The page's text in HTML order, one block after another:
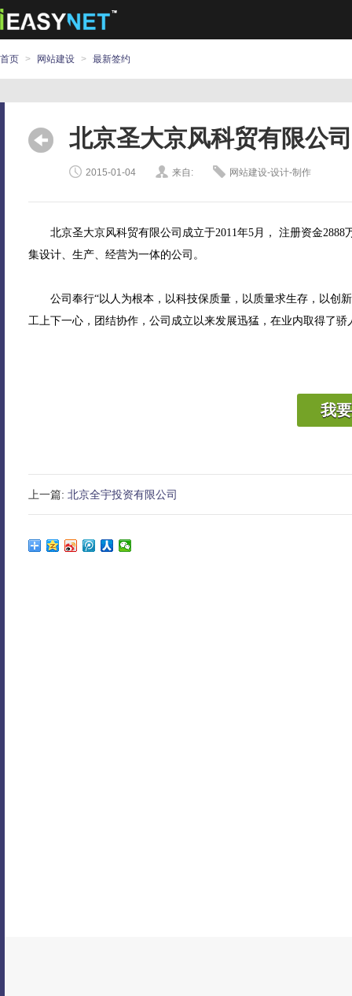
首页 > 网站建设 > 最新签约
北京圣大京风科贸有限公司
2015-01-04 来自: 网站建设-设计-制作
北京圣大京风科贸有限公司成立于2011年5月， 注册资金2888
集设计、生产、经营为一体的公司。
公司奉行“以人为根本，以科技保质量，以质量求生存，以创新
工上下一心，团结协作，公司成立以来发展迅猛，在业内取得了
我
上一篇: 北京全宇投资有限公司